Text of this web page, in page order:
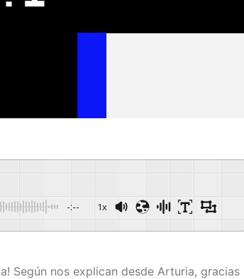
-:-- 1x
Según nos explican desde Arturia, gracias